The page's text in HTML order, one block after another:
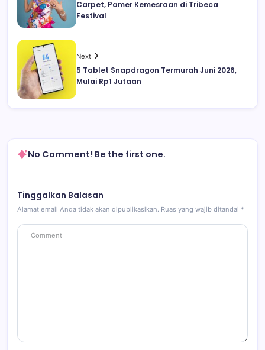
Carpet, Pamer Kemesraan di Tribeca
Festival
Next
5 Tablet Snapdragon Termurah Juni 2026,
Mulai Rp1 Jutaan
No Comment! Be the first one.
Tinggalkan Balasan
Alamat email Anda tidak akan dipublikasikan. Ruas yang wajib ditandai *